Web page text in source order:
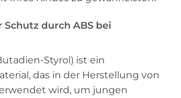
durch ABS bei
Styrol) ist ein
das in der Herstellung von
wird, um jungen